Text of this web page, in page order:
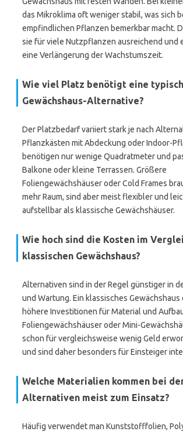
das Mikroklima oft weniger stabil, was sich
empfindlichen Pflanzen bemerkbar macht.
sie für viele Nutzpflanzen ausreichend und
eine Verlängerung der Wachstumszeit.
Wie viel Platz benötigt eine
Gewächshaus-Alternative?
Der Platzbedarf variiert stark je nach
Pflanzkästen mit Abdeckung oder Indoor-
benötigen nur wenige Quadratmeter und
Balkone oder kleine Terrassen. Größere
Foliengewächshäuser oder Cold Frames
mehr Raum, sind aber meist flexibler und
aufstellbar als klassische Gewächshäuser.
Wie hoch sind die Kosten im
klassischen Gewächshaus?
Alternativen sind in der Regel günstiger in
und Wartung. Ein klassisches
höhere Investitionen für Material und
Foliengewächshäuser oder Mini-
schon für vergleichsweise wenig Geld
und sind daher besonders für Einsteiger
Welche Materialien kommen bei
Alternativen meist zum Einsatz?
Häufig verwendet man Kunststofffolien,